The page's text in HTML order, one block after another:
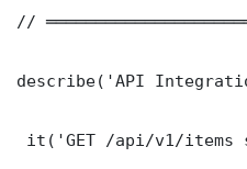
//
describe('API
it('GET /api/v1/items